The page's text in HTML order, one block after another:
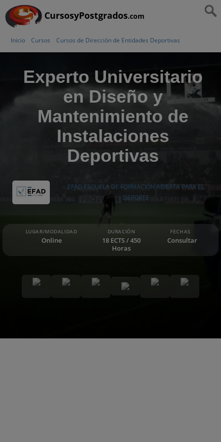
CursosyPostgrados.com
Inicio Cursos Cursos de Dirección de Entidades Deportivas
Experto Universitario
en Diseño y
Mantenimiento de
Instalaciones
Deportivas
EFAD ESCUELA DE FORMACIÓN ABIERTA PARA EL
DEPORTE
LUGAR/MODALIDAD
Online
DURACIÓN
18 ECTS / 450
Horas
FECHAS
Consultar